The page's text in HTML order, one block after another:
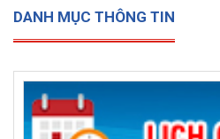
DANH MỤC THÔNG TIN